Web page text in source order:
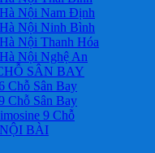
Nội Nam Định
Nội Ninh Bình
Nội Thanh Hóa
Nội Nghệ An
SÂN BAY
Chỗ Sân Bay
Chỗ Sân Bay
9 Chỗ
BÀI